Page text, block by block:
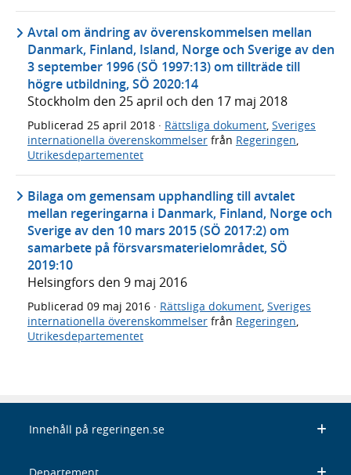
Avtal om ändring av överenskommelsen mellan
Danmark, Finland, Island, Norge och Sverige av den
3 september 1996 (SÖ 1997:13) om tillträde till
högre utbildning, SÖ 2020:14
Stockholm den 25 april och den 17 maj 2018
Publicerad 25 april 2018 · Rättsliga dokument, Sveriges
internationella överenskommelser från Regeringen,
Utrikesdepartementet
Bilaga om gemensam upphandling till avtalet
mellan regeringarna i Danmark, Finland, Norge och
Sverige av den 10 mars 2015 (SÖ 2017:2) om
samarbete på försvarsmaterielområdet, SÖ
2019:10
Helsingfors den 9 maj 2016
Publicerad 09 maj 2016 · Rättsliga dokument, Sveriges
internationella överenskommelser från Regeringen,
Utrikesdepartementet
Innehåll på regeringen.se